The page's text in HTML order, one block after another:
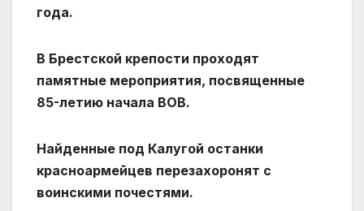
года.
В Брестской крепости проходят
памятные мероприятия, посвященные
85-летию начала ВОВ.
Найденные под Калугой останки
красноармейцев перезахоронят с
воинскими почестями.